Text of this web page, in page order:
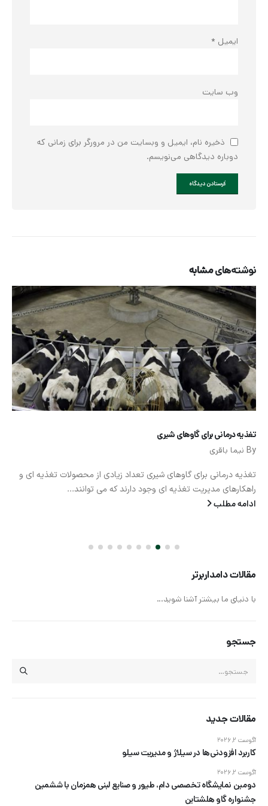
ایمیل *
وب‌ سایت
ذخیره نام، ایمیل و وبسایت من در مرورگر برای زمانی که
دوباره دیدگاهی می‌نویسم.
نوشته‌هایمشابه
تغذیه درمانی برای گاوهای شیری
By نیما باقری
تغذیه درمانی برای گاوهای شیری تعداد زیادی از محصولات تغذیه ای و
راهکارهای مدیریت تغذیه ای وجود دارند که می توانند...
ادامه مطلب
مقالات دامداربرتر
با دنیای ما بیشتر آشنا شوید...
جستجو
مقالات جدید
کاربرد افزودنی‌ها در سیلاژ و مدیریت سیلو
آگوست 2, 2026
دومین نمایشگاه تخصصی دام، طیور و صنایع لبنی همزمان با ششمین
جشنواره گاو هلشتاین
آگوست 2, 2026